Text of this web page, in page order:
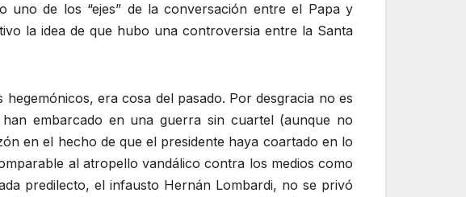
uno de los “ejes” de la conversación entre el Papa y
la idea de que hubo una controversia entre la Santa
era cosa del pasado. Por desgracia no es
embarcado en una guerra sin cuartel (aunque no
en el hecho de que el presidente haya coartado en lo
al atropello vandálico contra los medios como
predilecto, el infausto Hernán Lombardi, no se privó